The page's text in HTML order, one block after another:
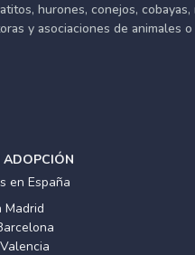
hurones, conejos, cobayas,
y asociaciones de animales
ADOPCIÓN
en España
Madrid